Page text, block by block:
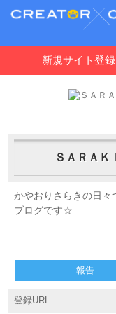
新規サイト登録
ＳＡＲＡ
かやおりさらきの日々
ブログです☆
報告
登録URL